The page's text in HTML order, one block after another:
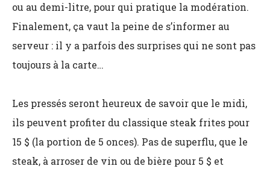
ou au demi-litre, pour qui pratique la modération.
Finalement, ça vaut la peine de s’informer au
serveur : il y a parfois des surprises qui ne sont pas
toujours à la carte…
Les pressés seront heureux de savoir que le midi,
ils peuvent profiter du classique steak frites pour
15 $ (la portion de 5 onces). Pas de superflu, que le
steak, à arroser de vin ou de bière pour 5 $ et